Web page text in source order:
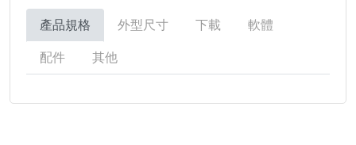
產品規格 外型尺寸 下載
軟體
配件
其他